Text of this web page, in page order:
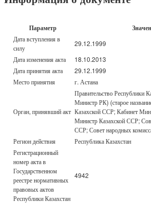
Параметр
Дата вступления в
силу
29.12.1999
Дата изменения акта
18.10.2013
Дата принятия акта
29.12.1999
Место принятия
г. Астана
Орган, принявший акт
Правительство Республики
Министр РК) (старое
Казахской ССР; Кабинет
Министр Казахской ССР;
ССР; Совет народных
Регион действия
Республика Казахстан
Регистрационный
номер акта в
Государственном
реестре нормативных
правовых актов
Республики Казахстан
4942